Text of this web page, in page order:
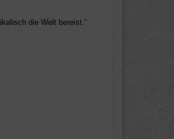
die Welt bereist.“